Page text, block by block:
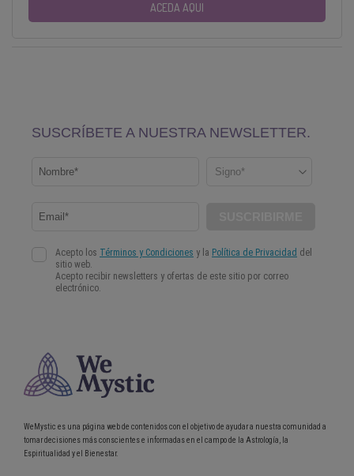
ACEDA AQUI
WeMystic es una página web de contenidos con el objetivo de ayudar a nuestra comunidad a
tomar decisiones más conscientes e informadas en el campo de la Astrología, la
Espiritualidad y el Bienestar.